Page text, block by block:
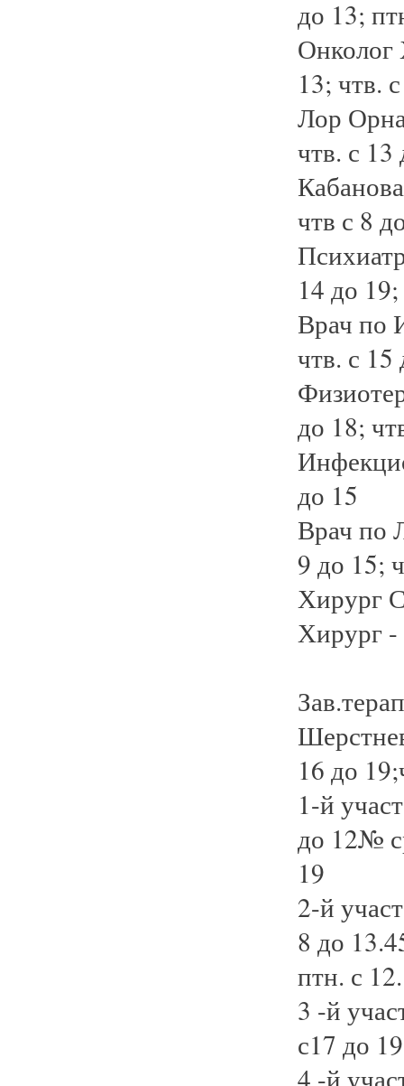
до 13;
Онколог
13; чтв.
Лор
чтв. с
чтв с 8
14 до
Врач по
чтв. с 15
до 18;
до 15
Врач по
9 до 15;
Хирург
Хирург -
16 до
1-й
до 12№
19
2-й
8 до
птн. с
3 -й
с17 до
4 -й